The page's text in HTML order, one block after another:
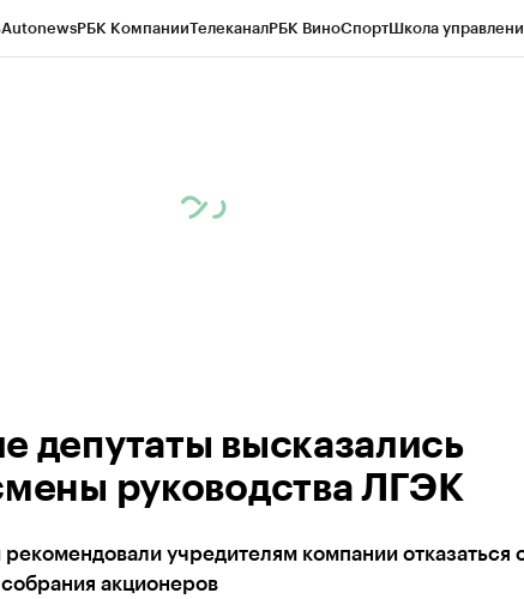
AutonewsРБК КомпанииТелеканалРБК ВиноСпортШкола
депутаты высказались
руководства ЛГЭК
учредителям компании отказаться
акционеров